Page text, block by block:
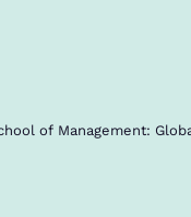
of Management: